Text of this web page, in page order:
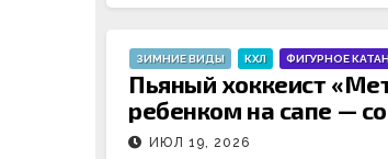
ЗИМНИЕ ВИДЫ КХЛ ФИГУРНОЕ
Пьяный хоккеист
ребенком на сапе —
ИЮЛ 19, 2026